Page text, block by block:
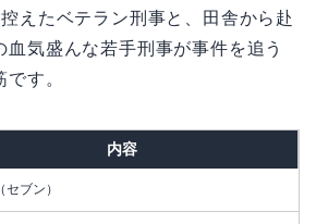
えたベテラン刑事と、田舎から赴
血気盛んな若手刑事が事件を追う
す。
内容
ブン）